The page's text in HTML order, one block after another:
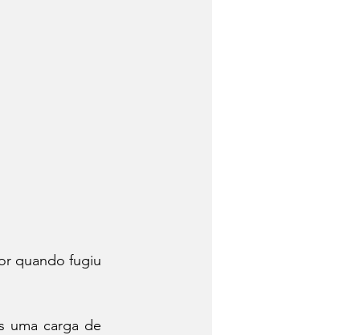
quando fugiu
uma carga de